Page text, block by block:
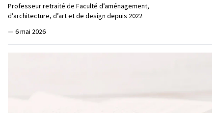
Professeur retraité de Faculté d’aménagement,
d’architecture, d’art et de design depuis 2022
— 6 mai 2026